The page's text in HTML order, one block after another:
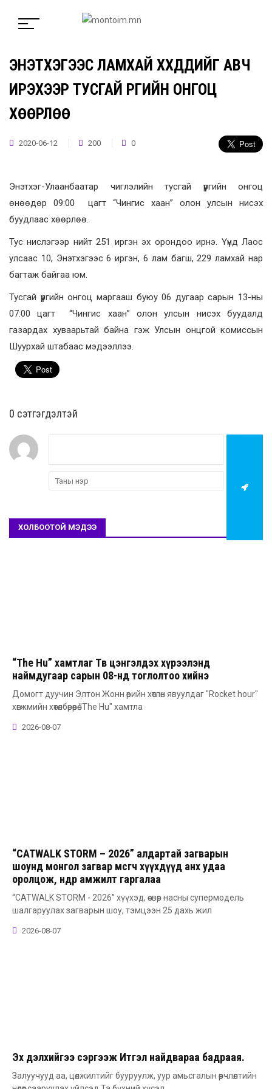
ЭНЭТХЭГЭЭС ЛАМХАЙ ХҮҮХДҮҮДИЙГ АВЧ
ИРЭХЭЭР ТУСГАЙ ҮҮРГИЙН ОНГОЦ
ХӨӨРЛӨӨ
2020-06-12 200 0
Энэтхэг-Улаанбаатар чиглэлийн тусгай үүргийн онгоц
өнөөдөр 09:00 цагт “Чингис хаан” олон улсын нисэх
буудлаас хөөрлөө.
Тус нислэгээр нийт 251 иргэн эх орондоо ирнэ. Үүнд Лаос
улсаас 10, Энэтхэгээс 6 иргэн, 6 лам багш, 229 ламхай нар
багтаж байгаа юм.
Тусгай үүргийн онгоц маргааш буюу 06 дугаар сарын 13-ны
07:00 цагт “Чингис хаан” олон улсын нисэх буудалд
газардах хуваарьтай байна гэж Улсын онцгой комиссын
Шуурхай штабаас мэдээллээ.
0 cэтгэгдэлтэй
ХОЛБООТОЙ МЭДЭЭ
“The Hu” хамтлаг Төв цэнгэлдэх хүрээлэнд
наймдугаар сарын 08-нд тоглолтоо хийнэ
Домогт дуучин Элтон Жонн өөрийн хөтлөн явуулдаг "Rocket hour"
хөгжмийн хөтөлбөрөөрөө "The Hu" хамтла
2026-08-07
“CATWALK STORM – 2026” алдартай загварын
шоунд монгол загвар өмсөгч хүүхдүүд анх удаа
оролцож, өндөр амжилт гаргалаа
“CATWALK STORM - 2026” хүүхэд, өсвөр насны супермодель
шалгаруулах загварын шоу, тэмцээн 25 дахь жил
2026-08-07
Эх дэлхийгээ сэргээж Итгэл найдвараа бадраая.
Залуучууд аа, цөлжилтийг бууруулж, уур амьсгалын өөрчлөлтийн